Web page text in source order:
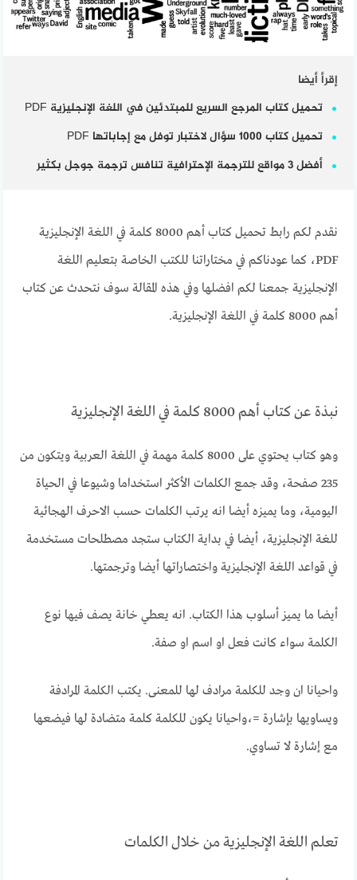
إقرأ أيضا
تحميل كتاب المرجع السريع للمبتدئين في اللغة الإنجليزية PDF
تحميل كتاب 1000 سؤال لاختبار توفل مع إجاباتها PDF
أفضل 3 مواقع للترجمة الإحترافية تنافس ترجمة جوجل بكثير
نقدم لكم رابط تحميل كتاب أهم 8000 كلمة في اللغة الإنجليزية
PDF، كما عودناكم في مختاراتنا للكتب الخاصة بتعليم اللغة
الإنجليزية جمعنا لكم افضلها وفي هذه المقالة سوف نتحدث عن كتاب
أهم 8000 كلمة في اللغة الإنجليزية.
نبذة عن كتاب أهم 8000 كلمة في اللغة الإنجليزية
وهو كتاب يحتوي على 8000 كلمة مهمة في اللغة العربية ويتكون من
235 صفحة، وقد جمع الكلمات الأكثر استخداما وشيوعا في الحياة
اليومية، وما يميزه أيضا انه يرتب الكلمات حسب الاحرف الهجائية
للغة الإنجليزية، أيضا في بداية الكتاب ستجد مصطلحات مستخدمة
في قواعد اللغة الإنجليزية واختصاراتها أيضا وترجمتها.
أيضا ما يميز أسلوب هذا الكتاب. انه يعطي خانة يصف فيها نوع
الكلمة سواء كانت فعل او اسم او صفة.
واحيانا ان وجد للكلمة مرادف لها للمعنى. يكتب الكلمة المرادفة
ويساويها بإشارة =،واحيانا يكون للكلمة كلمة متضادة لها فيضعها
مع إشارة لا تساوي.
تعلم اللغة الإنجليزية من خلال الكلمات